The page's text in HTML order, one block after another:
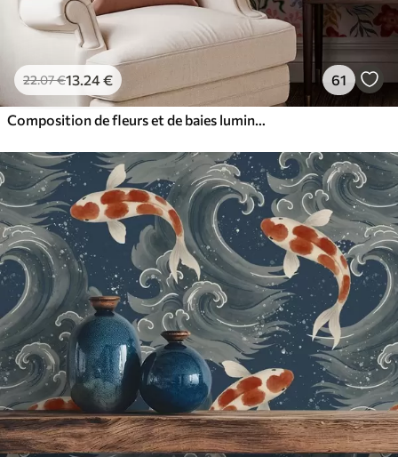
22.07€13.24€ 61
Composition de fleurs et de baies lumineuses avec des perroquets